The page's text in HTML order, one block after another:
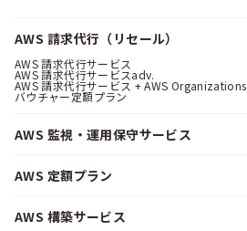
AWS 請求代行（リセール）
AWS 請求代行サービス
AWS 請求代行サービスadv.
AWS 請求代行サービス + AWS Organizations
バウチャー定額プラン
AWS 監視・運用保守サービス
AWS 定額プラン
AWS 構築サービス